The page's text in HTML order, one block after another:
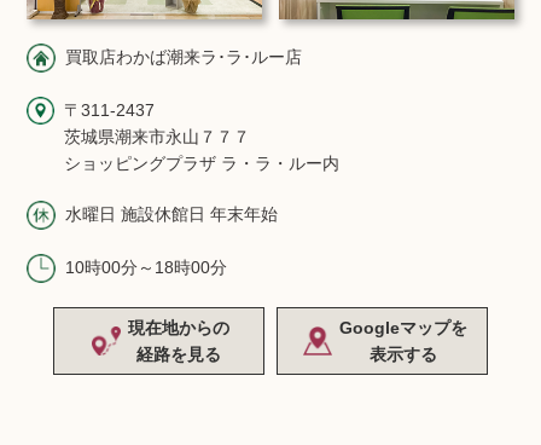
買取店わかば潮来ラ･ラ･ルー店
〒311-2437
茨城県潮来市永山７７７
ショッピングプラザ ラ・ラ・ルー内
水曜日 施設休館日 年末年始
10時00分～18時00分
現在地からの
経路を見る
Googleマップを
表示する